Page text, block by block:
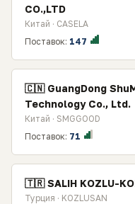
CO.,LTD
Китай · CASELA
Поставок: 147
🇨🇳 GuangDong
Technology Co., Ltd.
Китай · SMGGOOD
Поставок: 71
🇹🇷 SALIH KOZLU-
Турция · KOZLUSAN